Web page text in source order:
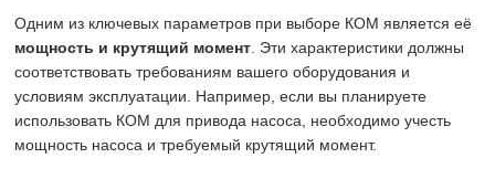
Одним из ключевых параметров при выборе КОМ является её
мощность и крутящий момент . Эти характеристики должны
соответствовать требованиям вашего оборудования и
условиям эксплуатации. Например, если вы планируете
использовать КОМ для привода насоса, необходимо учесть
мощность насоса и требуемый крутящий момент.